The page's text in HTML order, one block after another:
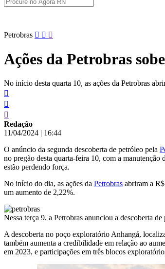
Pular
conteúdo
Petrobras
Ações da Petrobras
No início desta quarta 10, as ações da Petrobras
Redação
11/04/2024 | 16:44
O anúncio da segunda descoberta de petróleo pela
no pregão desta quarta-feira 10, com a manutenção
estão perdendo força.
No início do dia, as ações da Petrobras abriram a
um aumento de 2,22%.
Nessa terça 9, a Petrobras anunciou a descoberta
A descoberta no poço exploratório Anhangá,
também aumenta a credibilidade em relação ao
em 2023, e participações em três blocos